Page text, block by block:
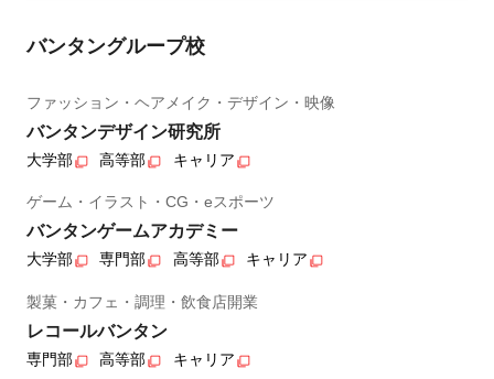
バンタングループ校
ファッション・ヘアメイク・デザイン・映像
バンタンデザイン研究所
大学部 高等部 キャリア
ゲーム・イラスト・CG・eスポーツ
バンタンゲームアカデミー
大学部 専門部 高等部 キャリア
製菓・カフェ・調理・飲食店開業
レコールバンタン
専門部 高等部 キャリア